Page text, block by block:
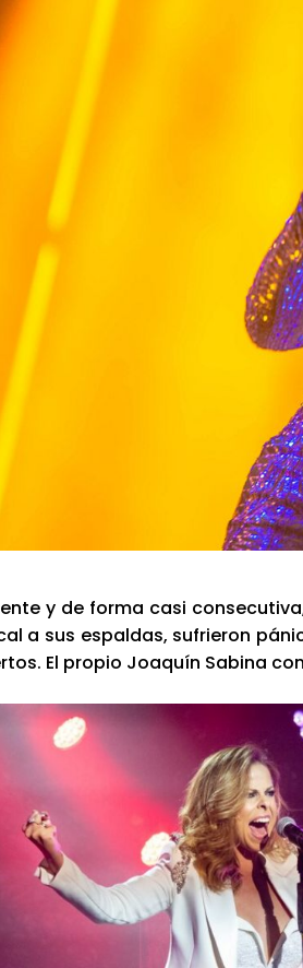
y de for­ma casi
a sus espal­das, sufrie­ron
El pro­pio Joa­quín Sabi­na